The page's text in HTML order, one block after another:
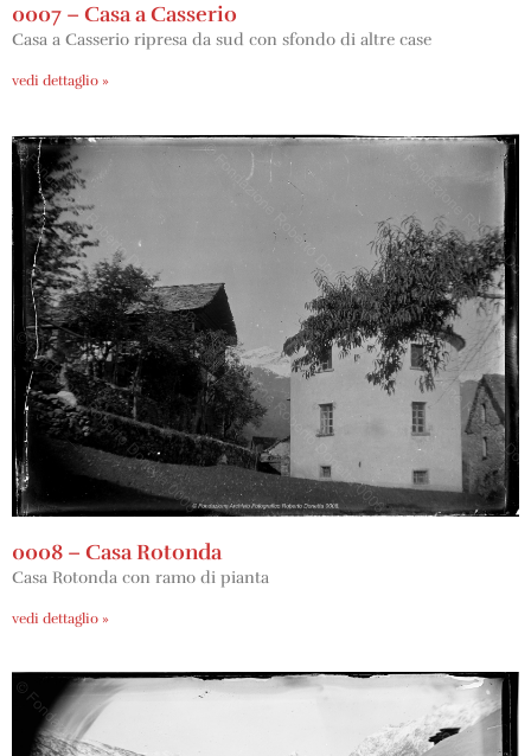
0007 – Casa a Casserio
Casa a Casserio ripresa da sud con sfondo di altre case
vedi dettaglio »
0008 – Casa Rotonda
Casa Rotonda con ramo di pianta
vedi dettaglio »